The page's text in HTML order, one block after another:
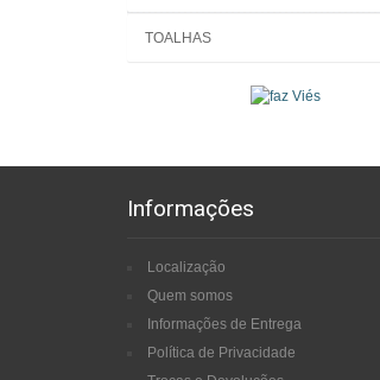
TOALHAS
Informações
Localização
Quem somos
Informações de Entrega
Política de Privacidade